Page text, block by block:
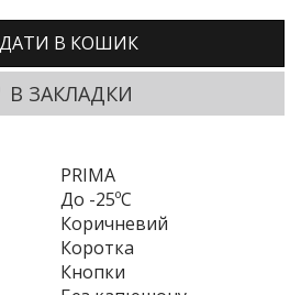
В КОШИК
В ЗАКЛАДКИ
PRIMA
До -25ºC
Коричневий
Коротка
Кнопки